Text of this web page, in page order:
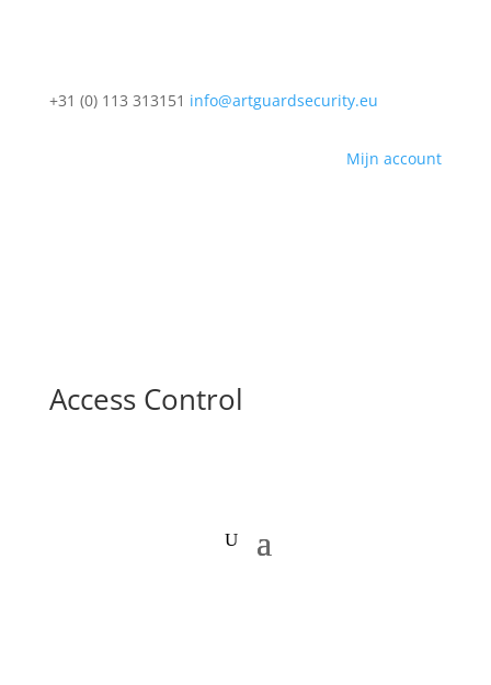
+31 (0) 113 313151 info@artguardsecurity.eu
Mijn account
Access Control